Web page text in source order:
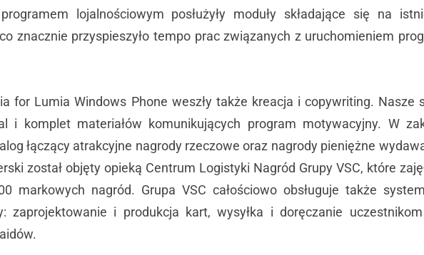
lojalnościowym posłużyły moduły składające się na
znacznie przyspieszyło tempo prac związanych z uruchomieniem
for Lumia Windows Phone weszły także kreacja i copywriting. Nasze
i komplet materiałów komunikujących program motywacyjny. W
łączący atrakcyjne nagrody rzeczowe oraz nagrody pieniężne
został objęty opieką Centrum Logistyki Nagród Grupy VSC, które
markowych nagród. Grupa VSC całościowo obsługuje także
zaprojektowanie i produkcja kart, wysyłka i doręczanie